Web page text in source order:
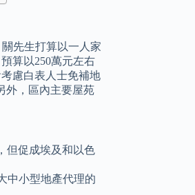
先生打算以一人家
算以250萬元左右
慮白表人士免補地
外，區內主要屋苑
但促成埃及和以色
中小型地產代理的